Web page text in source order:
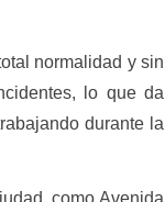
normalidad y sin
lo que da
durante la